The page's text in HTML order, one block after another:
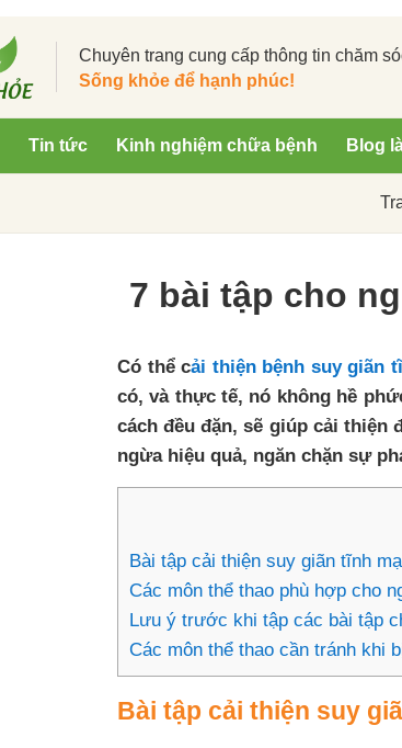
Chuyên trang cung cấp thông tin chăm
Sống khỏe để hạnh phúc!
Tin tức Kinh nghiệm chữa bệnh Blog
7 bài tập cho
Có thể cải thiện bệnh suy giãn
có, và thực tế, nó không hề
cách đều đặn, sẽ giúp cải thiện
ngừa hiệu quả, ngăn chặn sự
Bài tập cải thiện suy giãn tĩnh
Các môn thể thao phù hợp cho
Lưu ý trước khi tập các bài tập
Các môn thể thao cần tránh khi
Bài tập cải thiện suy